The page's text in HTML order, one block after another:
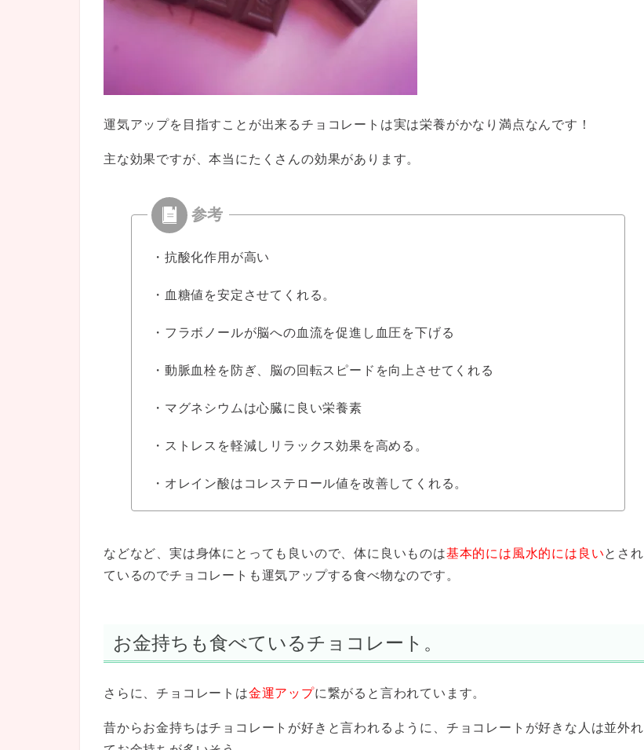
運気アップを目指すことが出来るチョコレートは実は栄養がかなり満点なんです！
主な効果ですが、本当にたくさんの効果があります。
・抗酸化作用が高い
・血糖値を安定させてくれる。
・フラボノールが脳への血流を促進し血圧を下げる
・動脈血栓を防ぎ、脳の回転スピードを向上させてくれる
・マグネシウムは心臓に良い栄養素
・ストレスを軽減しリラックス効果を高める。
・オレイン酸はコレステロール値を改善してくれる。
などなど、実は身体にとっても良いので、体に良いものは基本的には風水的には良いとされ
ているのでチョコレートも運気アップする食べ物なのです。
お金持ちも食べているチョコレート。
さらに、チョコレートは金運アップに繋がると言われています。
昔からお金持ちはチョコレートが好きと言われるように、チョコレートが好きな人は並外れ